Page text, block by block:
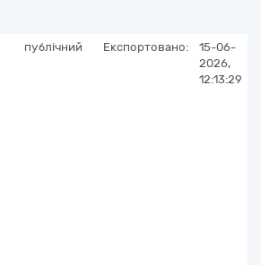
публічний Експортовано:
15-06-
2026,
12:13:29